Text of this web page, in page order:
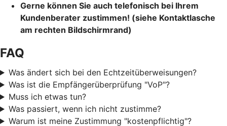
Gerne können Sie auch telefonisch bei Ihrem
Kundenberater zustimmen! (siehe Kontaktlasche
am rechten Bildschirmrand)
FAQ
Was ändert sich bei den Echtzeitüberweisungen?
Was ist die Empfängerüberprüfung "VoP"?
Muss ich etwas tun?
Was passiert, wenn ich nicht zustimme?
Warum ist meine Zustimmung "kostenpflichtig"?